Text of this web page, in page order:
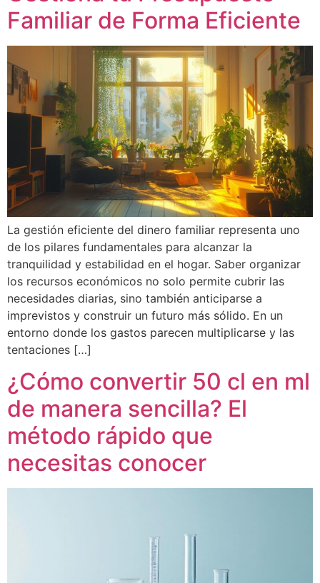
Familiar de Forma Eficiente
La gestión eficiente del dinero familiar representa uno
de los pilares fundamentales para alcanzar la
tranquilidad y estabilidad en el hogar. Saber organizar
los recursos económicos no solo permite cubrir las
necesidades diarias, sino también anticiparse a
imprevistos y construir un futuro más sólido. En un
entorno donde los gastos parecen multiplicarse y las
tentaciones […]
¿Cómo convertir 50 cl en ml
de manera sencilla? El
método rápido que
necesitas conocer